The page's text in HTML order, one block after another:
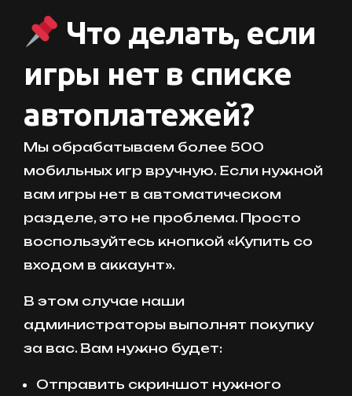
Что делать, если
игры нет в списке
автоплатежей?
Мы обрабатываем более 500
мобильных игр вручную. Если нужной
вам игры нет в автоматическом
разделе, это не проблема. Просто
воспользуйтесь кнопкой «Купить со
входом в аккаунт».
В этом случае наши
администраторы выполнят покупку
за вас. Вам нужно будет:
Отправить скриншот нужного